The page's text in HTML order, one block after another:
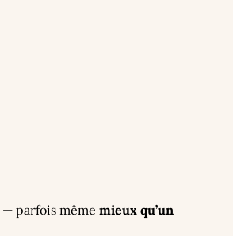
— parfois mêmemieux qu’un